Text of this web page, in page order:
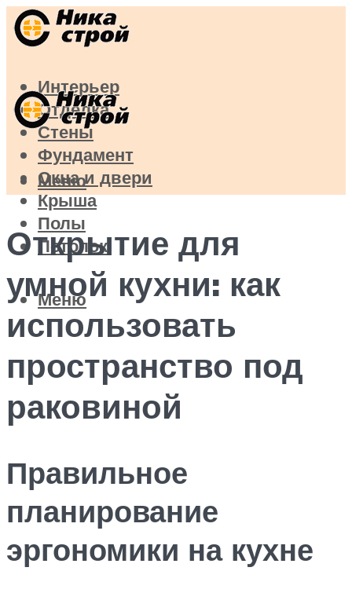
Интерьер
Отделка
Стены
Фундамент
Окна и двери
Крыша
Полы
Потолок
Меню
Меню
Открытие для
умной кухни: как
использовать
пространство под
раковиной
Правильное
планирование
эргономики на кухне